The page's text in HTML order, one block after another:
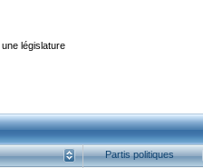
législature
Partis politiques